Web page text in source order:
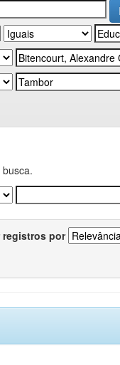
registros por